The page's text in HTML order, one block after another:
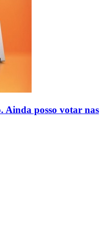
Ainda posso votar nas